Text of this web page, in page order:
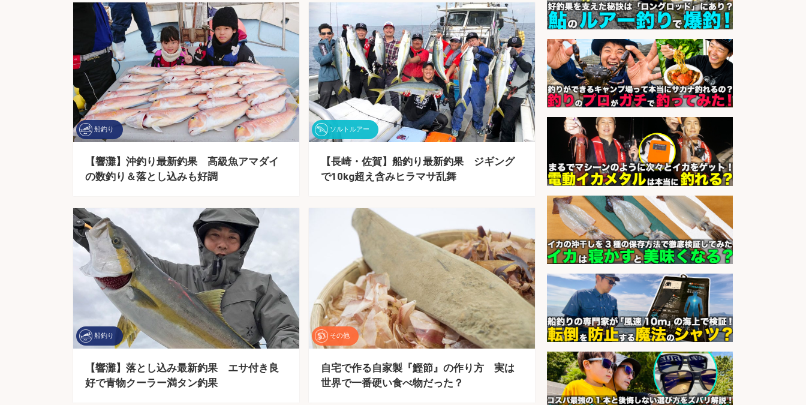
船釣り
【響灘】沖釣り最新釣果 高級魚アマダイ
の数釣り＆落とし込みも好調
ソルトルアー
【長崎・佐賀】船釣り最新釣果 ジギング
で10kg超え含みヒラマサ乱舞
船釣り
【響灘】落とし込み最新釣果 エサ付き良
好で青物クーラー満タン釣果
その他
自宅で作る自家製『鰹節』の作り方 実は
世界で一番硬い食べ物だった？
sponsored by 求人ボックス
釣り具のかんたん軽作業/高収入/交
通費支給/制服貸与/正社員登用あり
会社名 株式会社REnista
sponsored by 求人ボックス
釣り具メーカーでの釣り竿の設計開
発業務
会社名 株式会社天龍
sponsored by 求人ボックス
倉庫での釣り用品の軽作業スタッ
フ/未経験歓迎/交通費支給/制服貸
与/正社員登用あり
会社名 株式会社REnista
sponsored by 求人ボックス
営業事務/釣り具メーカーでの営業
アシスタントのお仕事/残業なし/即
日勤務可/営業事務/軽作業
会社名 株式会社パソナ
sponsored by 求人ボックス